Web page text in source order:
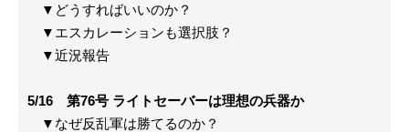
▼どうすればいいのか？
▼エスカレーションも選択肢？
▼近況報告
5/16 第76号 ライトセーバーは理想の兵器か
▼なぜ反乱軍は勝てるのか？